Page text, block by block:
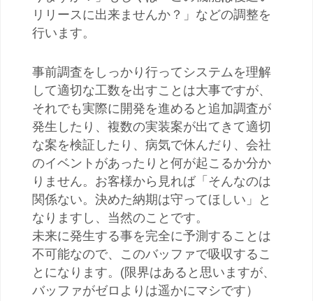
リリースに出来ませんか？」などの調整を
行います。
事前調査をしっかり行ってシステムを理解
して適切な工数を出すことは大事ですが、
それでも実際に開発を進めると追加調査が
発生したり、複数の実装案が出てきて適切
な案を検証したり、病気で休んだり、会社
のイベントがあったりと何が起こるか分か
りません。お客様から見れば「そんなのは
関係ない。決めた納期は守ってほしい」と
なりますし、当然のことです。
未来に発生する事を完全に予測することは
不可能なので、このバッファで吸収するこ
とになります。(限界はあると思いますが、
バッファがゼロよりは遥かにマシです）